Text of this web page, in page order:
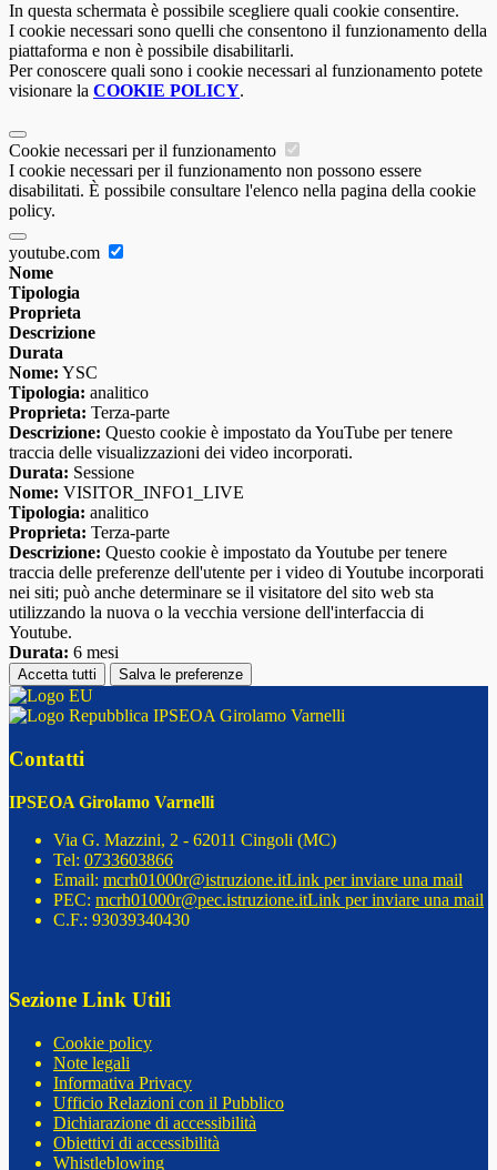
In questa schermata è possibile scegliere quali cookie consentire.
I cookie necessari sono quelli che consentono il funzionamento della
piattaforma e non è possibile disabilitarli.
Per conoscere quali sono i cookie necessari al funzionamento potete
visionare la COOKIE POLICY.
Cookie necessari per il funzionamento
I cookie necessari per il funzionamento non possono essere
disabilitati. È possibile consultare l'elenco nella pagina della cookie
policy.
youtube.com
Nome
Tipologia
Proprieta
Descrizione
Durata
Nome: YSC
Tipologia: analitico
Proprieta: Terza-parte
Descrizione: Questo cookie è impostato da YouTube per tenere
traccia delle visualizzazioni dei video incorporati.
Durata: Sessione
Nome: VISITOR_INFO1_LIVE
Tipologia: analitico
Proprieta: Terza-parte
Descrizione: Questo cookie è impostato da Youtube per tenere
traccia delle preferenze dell'utente per i video di Youtube incorporati
nei siti; può anche determinare se il visitatore del sito web sta
utilizzando la nuova o la vecchia versione dell'interfaccia di
Youtube.
Durata: 6 mesi
Accetta tutti Salva le preferenze
IPSEOA Girolamo Varnelli
Contatti
IPSEOA Girolamo Varnelli
Via G. Mazzini, 2 - 62011 Cingoli (MC)
Tel: 0733603866
Email: mcrh01000r@istruzione.itLink per inviare una mail
PEC: mcrh01000r@pec.istruzione.itLink per inviare una mail
C.F.: 93039340430
Sezione Link Utili
Cookie policy
Note legali
Informativa Privacy
Ufficio Relazioni con il Pubblico
Dichiarazione di accessibilità
Obiettivi di accessibilità
Whistleblowing